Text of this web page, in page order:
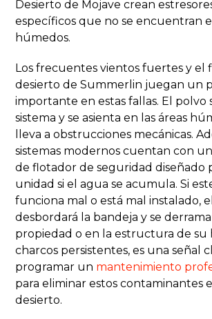
Desierto de Mojave crean
específicos que no se encuentran
húmedos.
Los frecuentes vientos fuertes y el
desierto de Summerlin juegan un
importante en estas fallas. El polvo
sistema y se asienta en las áreas
lleva a obstrucciones mecánicas.
sistemas modernos cuentan con
de flotador de seguridad diseñado
unidad si el agua se acumula. Si
funciona mal o está mal instalado,
desbordará la bandeja y se
propiedad o en la estructura de su
charcos persistentes, es una señal
programar un mantenimiento
para eliminar estos contaminantes
desierto.